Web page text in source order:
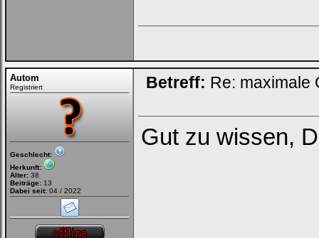
Autom
Registriert
Geschlecht:
Herkunft:
Alter: 38
Beiträge: 13
Dabei seit: 04 / 2022
Betreff: Re: maximale
Gut zu wissen,